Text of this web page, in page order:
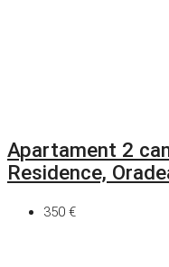
Apartament 2
Residence,
350 €